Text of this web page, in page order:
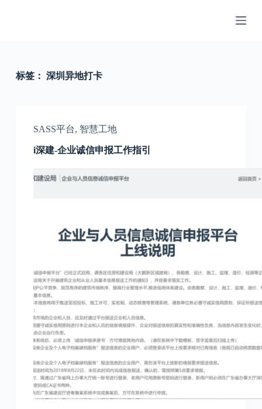
标签： 深圳异地打卡
SASS平台, 智慧工地
i深建-企业诚信申报工作指引